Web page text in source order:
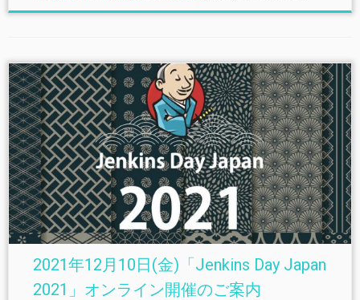
2021年12月10日(金)「Jenkins Day Japan
2021」オンライン開催のご案内